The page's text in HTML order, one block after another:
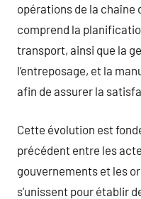
opérations de la chaîne
comprend la
transport, ainsi que la
l’entreposage, et la
afin de assurer la
Cette évolution est
précédent entre les
gouvernements et les
s’unissent pour établir